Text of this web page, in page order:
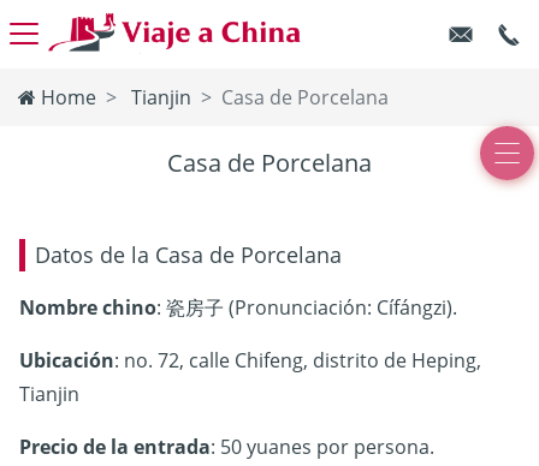
Home Tianjin Casa de Porcelana
Casa de Porcelana
Datos de la Casa de Porcelana
Nombre chino: 瓷房子 (Pronunciación: Cífángzi).
Ubicación: no. 72, calle Chifeng, distrito de Heping,
Tianjin
Precio de la entrada: 50 yuanes por persona.